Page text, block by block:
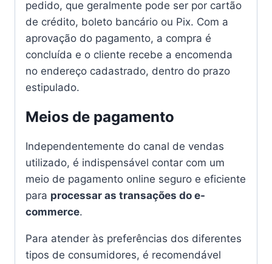
pedido, que geralmente pode ser por cartão
de crédito, boleto bancário ou Pix. Com a
aprovação do pagamento, a compra é
concluída e o cliente recebe a encomenda
no endereço cadastrado, dentro do prazo
estipulado.
Meios de pagamento
Independentemente do canal de vendas
utilizado, é indispensável contar com um
meio de pagamento online seguro e eficiente
para processar as transações do e-
commerce.
Para atender às preferências dos diferentes
tipos de consumidores, é recomendável